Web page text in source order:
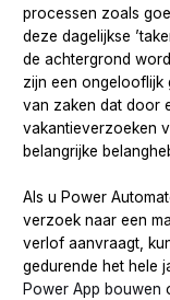
processen zoals
deze dagelijkse
de achtergrond
zijn een ongelooflijk
van zaken dat door
vakantieverzoeken
belangrijke
Als u Power
verzoek naar een
verlof aanvraagt,
gedurende het hele
Power App bouwen